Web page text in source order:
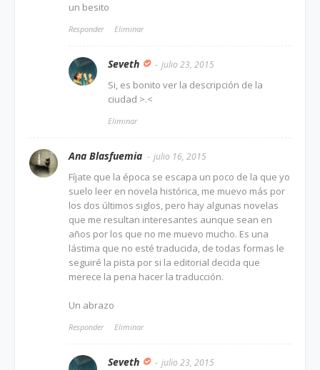
un besito
Responder Eliminar
Seveth julio 23, 2015
Si, es bonito ver la descripción de la
ciudad >.<
Eliminar
Ana Blasfuemia julio 16, 2015
Fíjate que la época se escapa un poco de la que yo
suelo leer en novela histórica, me muevo más por
los dos últimos siglos, pero hay algunas novelas
que me resultan interesantes aunque sean en
años por los que no me muevo mucho. Es una
lástima que no esté traducida, de todas formas le
seguiré la pista por si la editorial decida que
merece la pena hacer la traducción.
Un abrazo
Responder Eliminar
Seveth julio 23, 2015